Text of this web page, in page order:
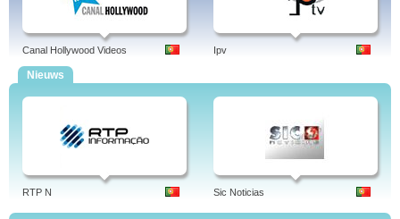
Canal Hollywood Videos Ipv
Nieuws
RTP N Sic Noticias